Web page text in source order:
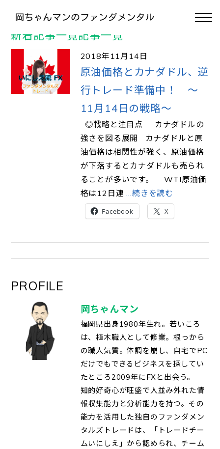
TOP > #原油価格
新着記事一覧記事一覧
2018年11月14日
原油価格とカナダドル、逆
行トレード準備中！ ～
11月14日の戦略～
◎戦略と注目点 カナダドルの
強さを図る展開 カナダドルと原
油価格は相関性が強く、原油価格
が下落するとカナダドルも売られ
ることが多いです。 WTI原油価
格は12日連 …続きを読む
Facebook X
PROFILE
岡ちゃんマン
福岡県出身1980年生れ。若いころ
は、植木職人として修業。根っから
の職人気質。体調を崩し、自宅でPC
だけでもできるビジネスを探してい
たところ2009年にFXと出会う。
知的好奇心が旺盛で人並み外れた情
報収集能力と分析能力を持つ。その
能力を活用した独自のファンダメン
タルズトレードは、「トレードチー
ムいにしえ」から認められ、チーム